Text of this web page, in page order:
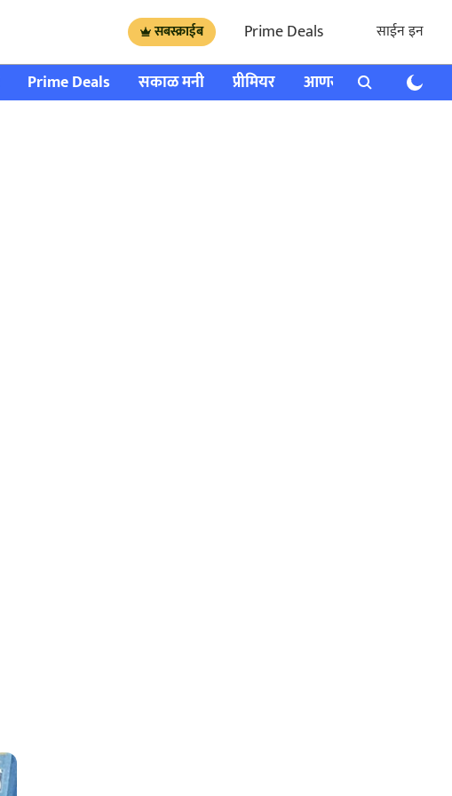
सबस्क्राईब Prime Deals साईन इन
Prime Deals सकाळ मनी प्रीमियर आणखी राशी भविष्य